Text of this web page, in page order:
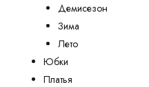
Демисезон
Зима
Лето
Юбки
Платья